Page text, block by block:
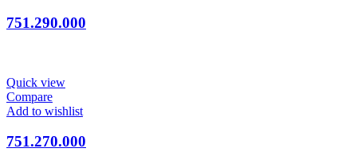
751.290.000
Quick view
Compare
Add to wishlist
751.270.000